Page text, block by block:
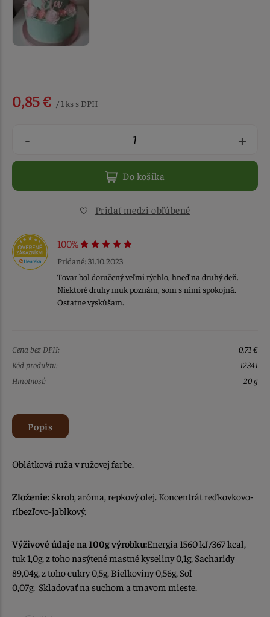
0,85 € / 1 ks s DPH
- +
Do košíka
Pridať medzi obľúbené
100%
Pridané: 31.10.2023
Tovar bol doručený veľmi rýchlo, hneď na druhý deň.
Niektoré druhy muk poznám, som s nimi spokojná.
Ostatne vyskúšam.
Cena bez DPH:
0,71 €
Kód produktu:
12341
Hmotnosť:
20 g
Popis
Oblátková ruža v ružovej farbe.
Zloženie: škrob, aróma, repkový olej. Koncentrát reďkovkovo-
ríbezľovo-jablkový.
Výživové údaje na 100g výrobku:Energia 1560 kJ/367 kcal,
tuk 1,0g, z toho nasýtené mastné kyseliny 0,1g, Sacharidy
89,04g, z toho cukry 0,5g, Bielkoviny 0,56g, Soľ
0,07g. Skladovať na suchom a tmavom mieste.